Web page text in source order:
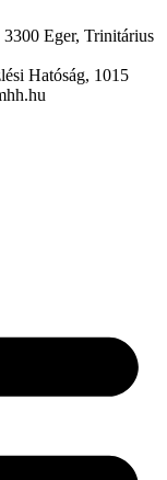
Eger, Trinitárius
Hatóság, 1015